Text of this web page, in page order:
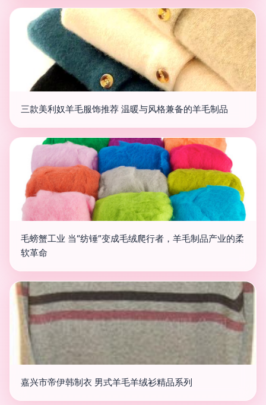
三款美利奴羊毛服饰推荐 温暖与风格兼备的羊毛制品
毛螃蟹工业 当“纺锤”变成毛绒爬行者，羊毛制品产业的柔
软革命
嘉兴市帝伊韩制衣 男式羊毛羊绒衫精品系列